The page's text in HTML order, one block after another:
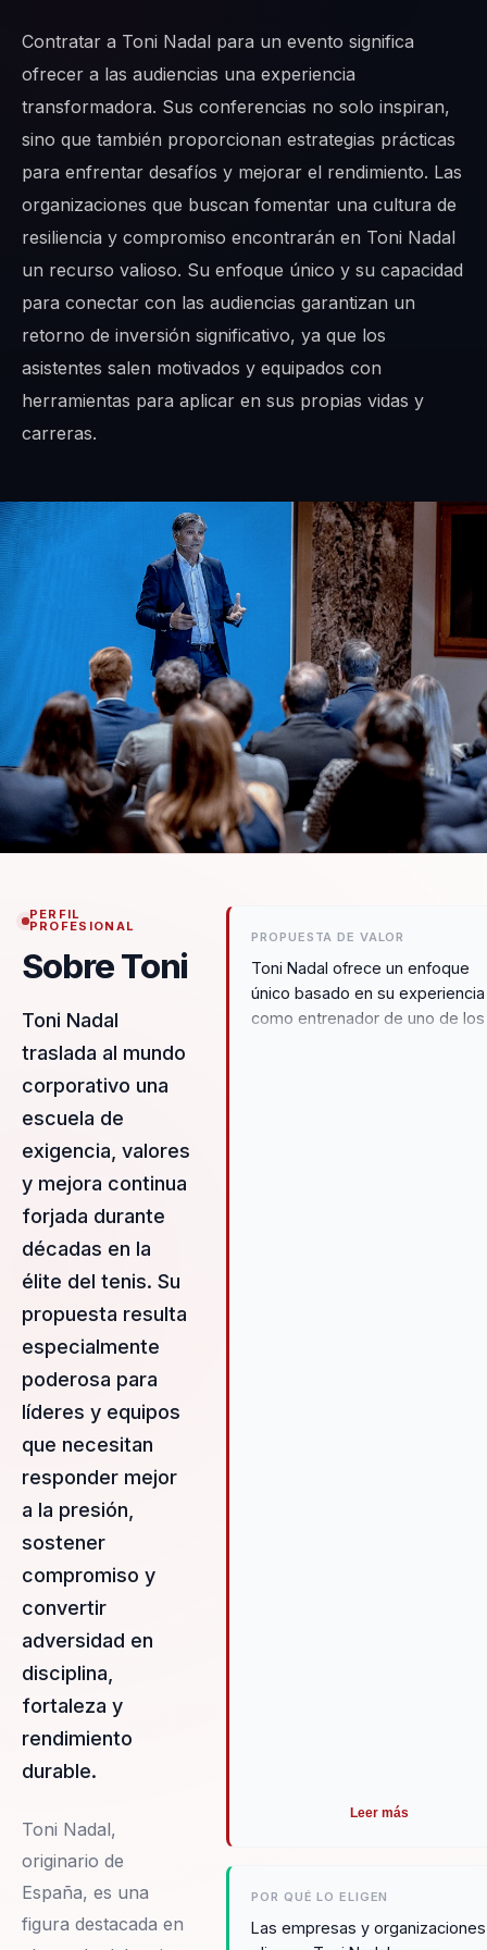
Contratar a Toni Nadal para un evento significa
ofrecer a las audiencias una experiencia
transformadora. Sus conferencias no solo inspiran,
sino que también proporcionan estrategias prácticas
para enfrentar desafíos y mejorar el rendimiento. Las
organizaciones que buscan fomentar una cultura de
resiliencia y compromiso encontrarán en Toni Nadal
un recurso valioso. Su enfoque único y su capacidad
para conectar con las audiencias garantizan un
retorno de inversión significativo, ya que los
asistentes salen motivados y equipados con
herramientas para aplicar en sus propias vidas y
carreras.
PERFIL
PROFESIONAL
Sobre Toni
Toni Nadal
traslada al mundo
corporativo una
escuela de
exigencia, valores
y mejora continua
forjada durante
décadas en la
élite del tenis. Su
propuesta resulta
especialmente
poderosa para
líderes y equipos
que necesitan
responder mejor
a la presión,
sostener
compromiso y
convertir
adversidad en
disciplina,
fortaleza y
rendimiento
durable.
Toni Nadal,
originario de
España, es una
figura destacada en
PROPUESTA DE VALOR
Toni Nadal ofrece un enfoque
único basado en su experiencia
como entrenador de uno de los
Leer más
POR QUÉ LO ELIGEN
Las empresas y organizaciones